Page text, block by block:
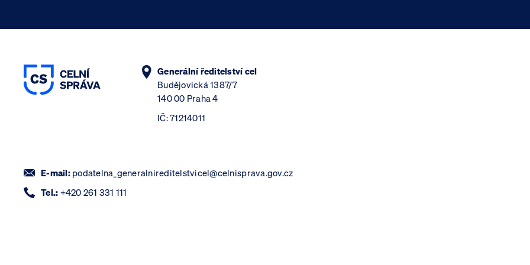
Generální ředitelství cel
Budějovická 1387/7
140 00 Praha 4
IČ: 71214011
E-mail: podatelna_generalnireditelstvicel@celnisprava.gov.cz
Tel.: +420 261 331 111